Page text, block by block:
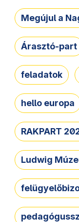
Megújul a
Árasztó-part
feladatok
hello europa
RAKPART
Ludwig